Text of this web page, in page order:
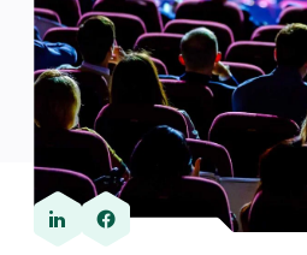
Usługi
Wiedza
O nas